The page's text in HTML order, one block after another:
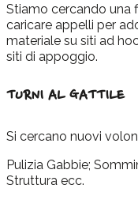
Stiamo cercando una
caricare appelli per
materiale su siti ad
siti di appoggio.
TURNI AL GATTILE
Si cercano nuovi
Pulizia Gabbie;
Struttura ecc.